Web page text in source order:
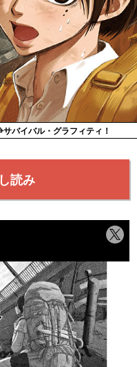
バイバル・グラフィティ！
読み